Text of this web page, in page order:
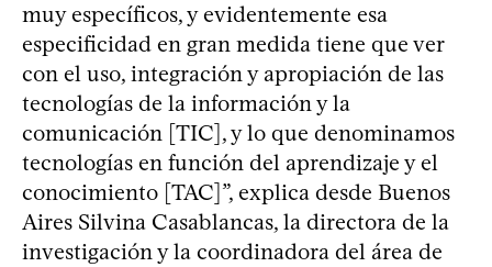
muy específicos, y evidentemente esa
especificidad en gran medida tiene que ver
con el uso, integración y apropiación de las
tecnologías de la información y la
comunicación [TIC], y lo que denominamos
tecnologías en función del aprendizaje y el
conocimiento [TAC]”, explica desde Buenos
Aires Silvina Casablancas, la directora de la
investigación y la coordinadora del área de